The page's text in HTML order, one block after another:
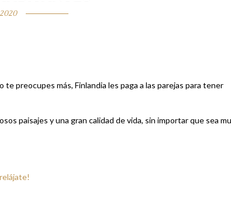
preocupes más, Finlandia les paga a las parejas para tener
paisajes y una gran calidad de vida, sin importar que sea